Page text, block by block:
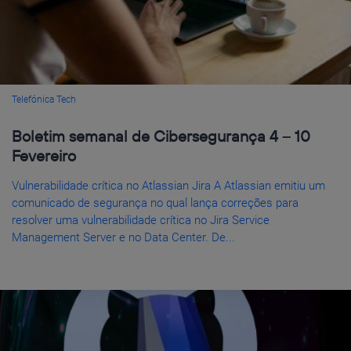
Telefónica Tech
Boletim semanal de Cibersegurança 4 – 10
Fevereiro
Vulnerabilidade crítica no Atlassian Jira A Atlassian emitiu um
comunicado de segurança no qual lança correções para
resolver uma vulnerabilidade crítica no Jira Service
Management Server e no Data Center. De...